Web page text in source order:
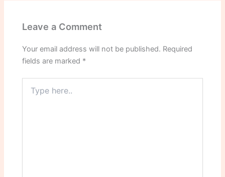
Leave a Comment
Your email address will not be published. Required
fields are marked *
here..